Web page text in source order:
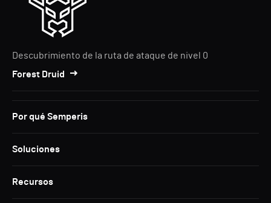
Descubrimiento de la ruta de ataque de nivel 0
Forest Druid
Por qué Semperis
Soluciones
Recursos